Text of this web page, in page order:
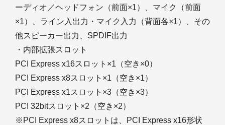
ーディオ／ヘッドフォン（前面×1）、マイク（前面
×1）、ライン入出力・マイク入力（背面各×1）、その
他スピーカー出力、SPDIF出力
・内部拡張スロット
PCI Express x16スロット×1（空き×0）
PCI Express x8スロット×1（空き×1）
PCI Express x1スロット×3（空き×3）
PCI 32bitスロット×2（空き×2）
※PCI Express x8スロットは、PCI Express x16形状